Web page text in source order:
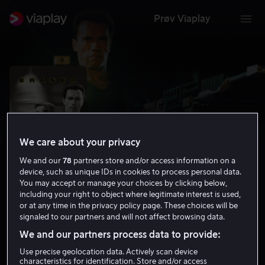
Prøv Viaplay
Eraser
6.2 Thriller Action 1996 1 t 49 min
15 år
We care about your privacy
We and our78 partners store and/or access information on a
device, such as unique IDs in cookies to process personal data.
You may accept or manage your choices by clicking below,
including your right to object where legitimate interest is used,
or at any time in the privacy policy page. These choices will be
signaled to our partners and will not affect browsing data.
We and our partners process data to provide:
Use precise geolocation data. Actively scan device
characteristics for identification. Store and/or access